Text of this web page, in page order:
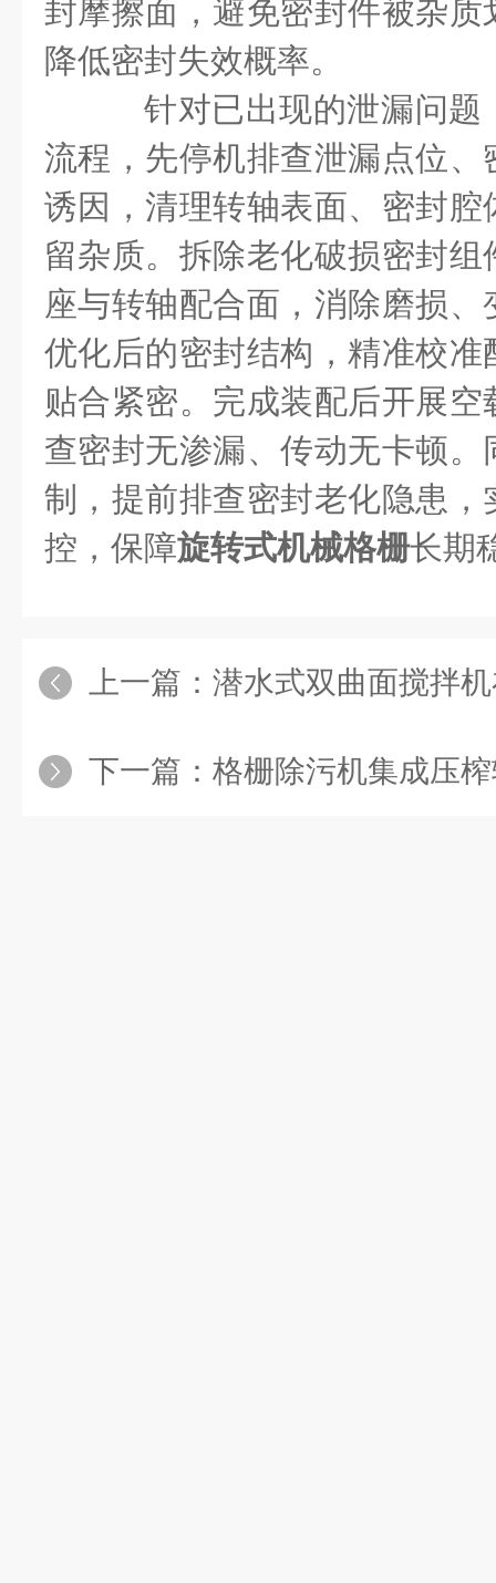
封摩擦面，避免密封件被杂
降低密封失效概率。
针对已出现的泄漏问题
流程，先停机排查泄漏点位
诱因，清理转轴表面、密封
留杂质。拆除老化破损密封
座与转轴配合面，消除磨损
优化后的密封结构，精准校
贴合紧密。完成装配后开展
查密封无渗漏、传动无卡顿
制，提前排查密封老化隐患
控，保障旋转式机械格栅长期
上一篇： 潜水式双曲面搅拌机在厌氧池
下一篇： 格栅除污机集成压榨输送